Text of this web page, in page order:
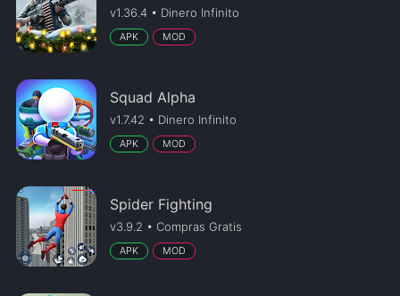
v1.36.4 • Dinero Infinito
APK MOD
Squad Alpha
v1.7.42 • Dinero Infinito
APK MOD
Spider Fighting
v3.9.2 • Compras Gratis
APK MOD